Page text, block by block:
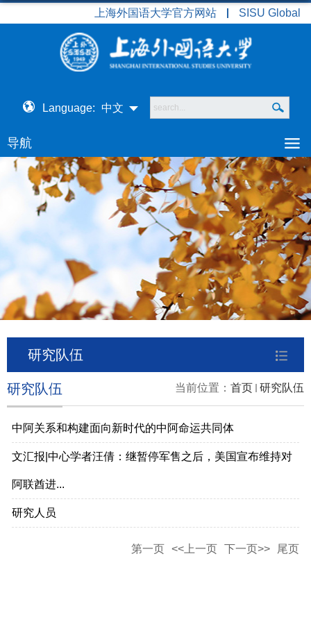
上海外国语大学官方网站 SISU Global
Language: 中文
导航
研究队伍
当前位置： 首页 研究队伍
研究队伍
中阿关系和构建面向新时代的中阿命运共同体
文汇报|中心学者汪倩：继暂停军售之后，美国宣布维持对
阿联酋进...
研究人员
第一页 <<上一页 下一页>> 尾页